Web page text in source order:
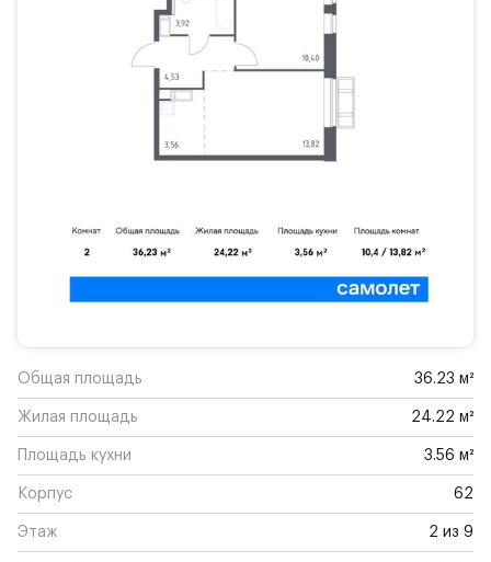
Общая площадь 36.23 м²
Жилая площадь 24.22 м²
Площадь кухни 3.56 м²
Корпус 62
Этаж 2 из 9